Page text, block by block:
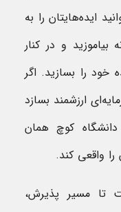
ایده‌هایتان را به
بیاموزید و در کنار
خود را بسازید. اگر
ارزشمند بسازد
دانشگاه کوچ همان
واقعی کند.
تا مسیر پذیرش،